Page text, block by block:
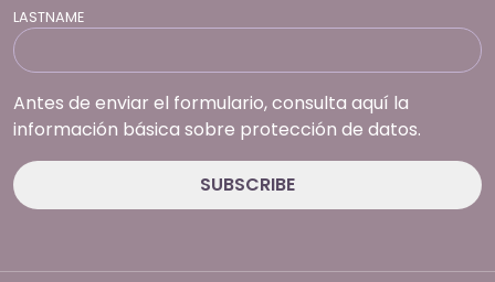
LASTNAME
Antes de enviar el formulario, consulta aquí la
información básica sobre protección de datos.